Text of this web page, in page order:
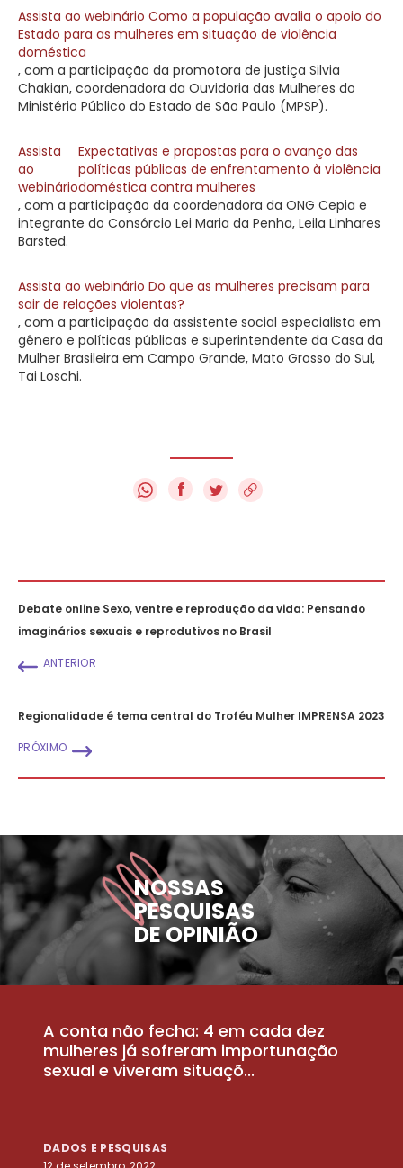
Assista ao webinário Como a população avalia o apoio do
Estado para as mulheres em situação de violência
doméstica
, com a participação da promotora de justiça Silvia
Chakian, coordenadora da Ouvidoria das Mulheres do
Ministério Público do Estado de São Paulo (MPSP).
Assista
ao
webinário
Expectativas e propostas para o avanço das
políticas públicas de enfrentamento à violência
doméstica contra mulheres
, com a participação da coordenadora da ONG Cepia e
integrante do Consórcio Lei Maria da Penha, Leila Linhares
Barsted.
Assista ao webinário Do que as mulheres precisam para
sair de relações violentas?
, com a participação da assistente social especialista em
gênero e políticas públicas e superintendente da Casa da
Mulher Brasileira em Campo Grande, Mato Grosso do Sul,
Tai Loschi.
f
Debate online Sexo, ventre e reprodução da vida: Pensando
imaginários sexuais e reprodutivos no Brasil
ANTERIOR
Regionalidade é tema central do Troféu Mulher IMPRENSA 2023
PRÓXIMO
NOSSAS
PESQUISAS
DE OPINIÃO
A conta não fecha: 4 em cada dez
mulheres já sofreram importunação
sexual e viveram situaçõ...
DADOS E PESQUISAS